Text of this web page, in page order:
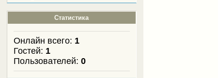
Статистика
Онлайн всего: 1
Гостей: 1
Пользователей:0